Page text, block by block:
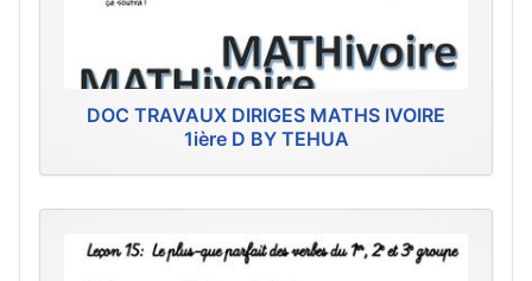
DOC TRAVAUX DIRIGES MATHS IVOIRE
1ière D BY TEHUA